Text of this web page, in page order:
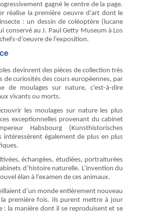
gagné le centre de la page.
réalise la première oeuvre d’art dont le
: un dessin de coléoptère (lucane
conservé au J. Paul Getty Museum à Los
d’oeuvre de l’exposition.
devinrent des pièces de collection très
de curiosités des cours européennes, par
de moulages sur nature,c’est-à-dire
vivants ou morts.
les moulages sur nature les plus
exceptionnelles provenant du cabinet
Habsbourg (Kunsthistorisches
intéressèrent également de plus en plus
échangées, étudiées, portraiturées
d’histoire naturelle. L’invention du
élan à l’examen de ces animaux.
d’un monde entièrement nouveau
première fois. Ils purent mettre à jour
: la manière dont il se reproduisent et se